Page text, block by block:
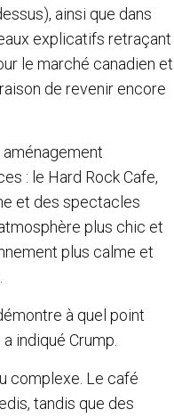
ainsi que dans
explicatifs retraçant
le marché canadien et
de revenir encore
: le Hard Rock Cafe,
et des spectacles
plus chic et
plus calme et
à quel point
indiqué Crump.
complexe. Le café
tandis que des